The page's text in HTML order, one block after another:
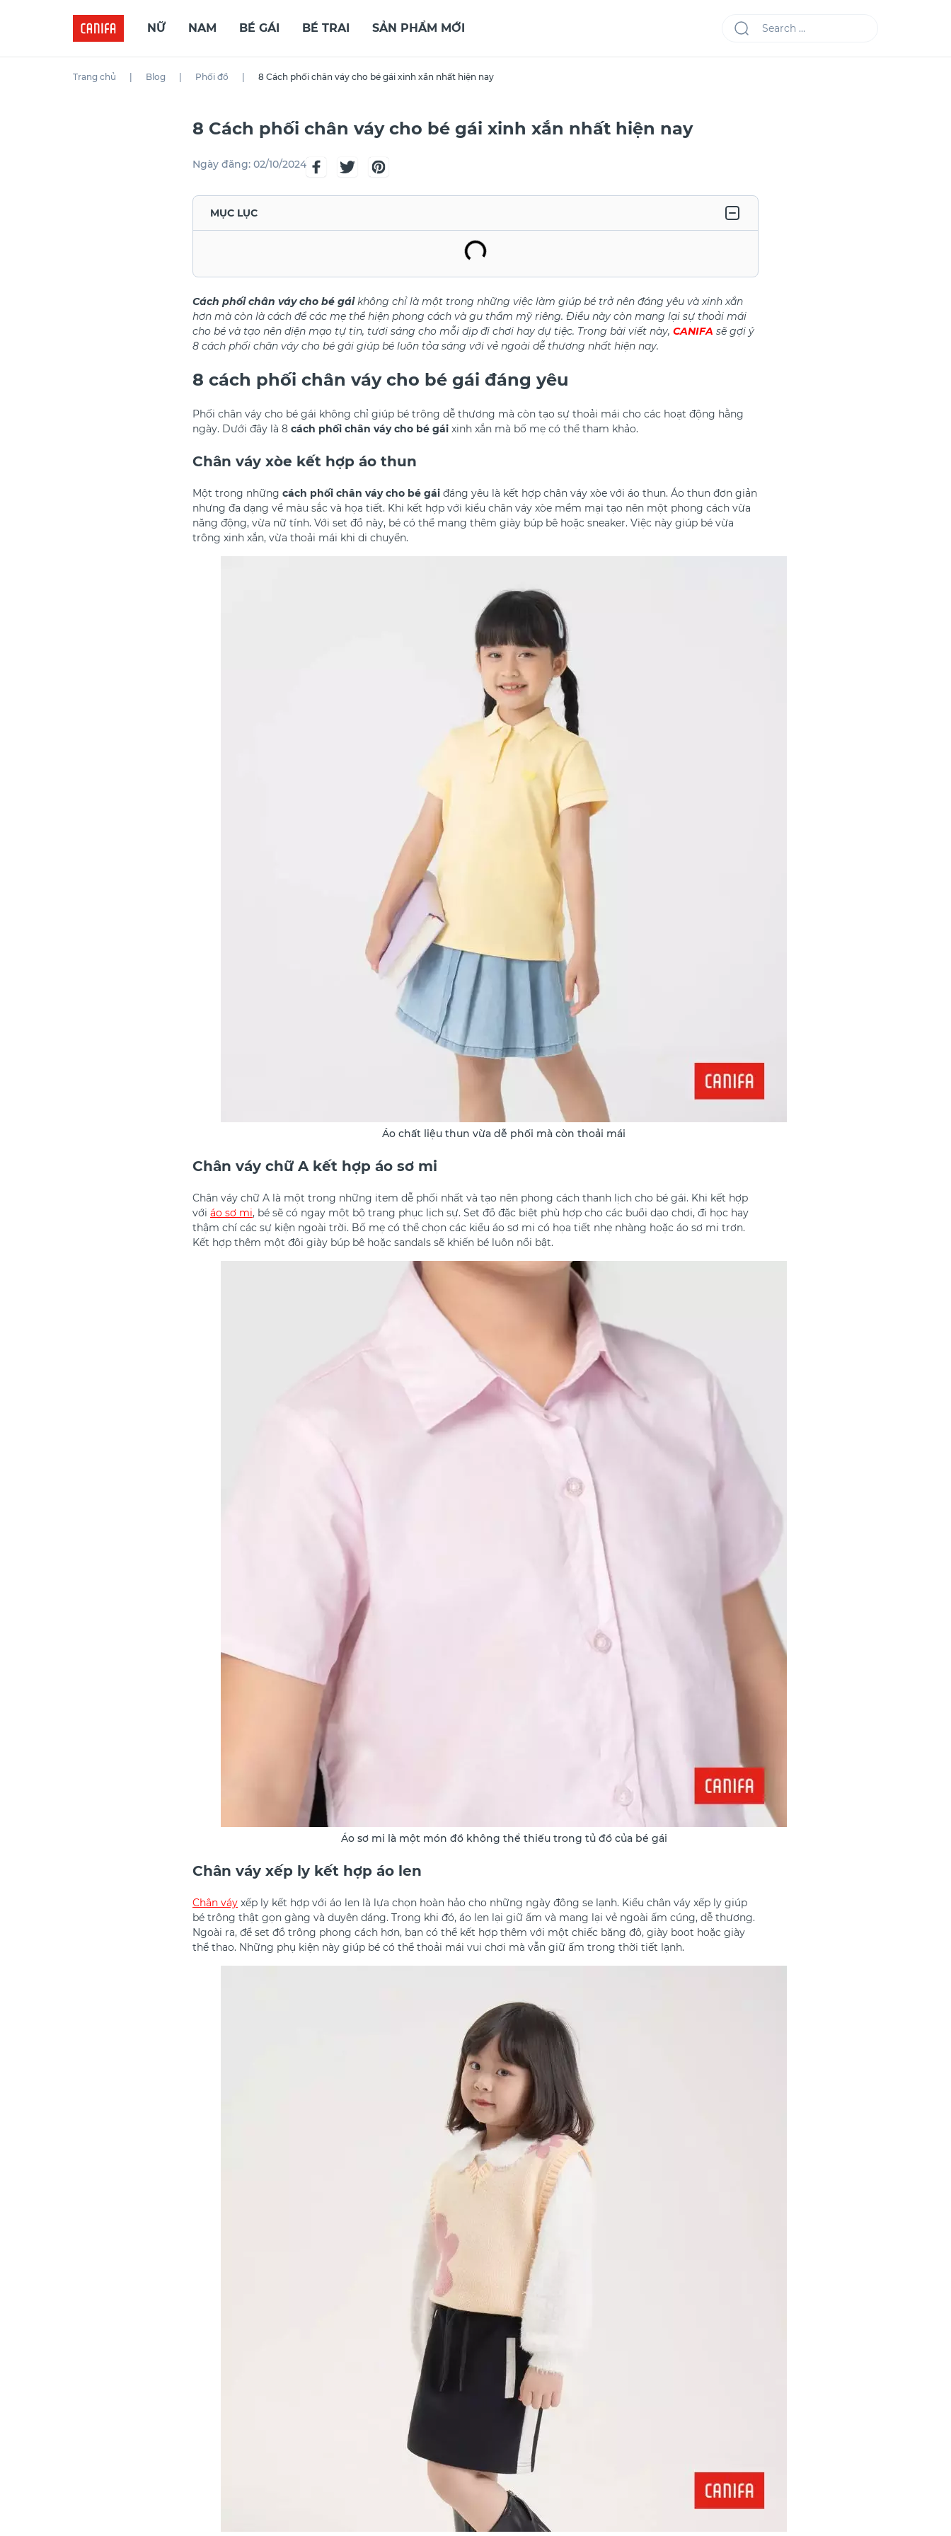
NỮ NAM BÉ GÁI BÉ TRAI SẢN PHẨM MỚI
Trang chủ Blog Phối đồ 8 Cách phối chân váy cho bé gái xinh xắn nhất hiện nay
8 Cách phối chân váy cho bé gái xinh xắn nhất hiện nay
Ngày đăng: 02/10/2024
MỤC LỤC
Cách phối chân váy cho bé gáikhông chỉ là một trong những việc làm giúp bé trở nên đáng yêu và xinh xắn
hơn mà còn là cách để các mẹ thể hiện phong cách và gu thẩm mỹ riêng. Điều này còn mang lại sự thoải mái
cho bé và tạo nên diện mạo tự tin, tươi sáng cho mỗi dịp đi chơi hay dự tiệc. Trong bài viết này, CANIFA sẽ gợi ý
8 cách phối chân váy cho bé gái giúp bé luôn tỏa sáng với vẻ ngoài dễ thương nhất hiện nay.
8 cách phối chân váy cho bé gái đáng yêu
Phối chân váy cho bé gái không chỉ giúp bé trông dễ thương mà còn tạo sự thoải mái cho các hoạt động hằng
ngày. Dưới đây là 8 cách phối chân váy cho bé gái xinh xắn mà bố mẹ có thể tham khảo.
Chân váy xòe kết hợp áo thun
Một trong những cách phối chân váy cho bé gái đáng yêu là kết hợp chân váy xòe với áo thun. Áo thun đơn giản
nhưng đa dạng về màu sắc và họa tiết. Khi kết hợp với kiểu chân váy xòe mềm mại tạo nên một phong cách vừa
năng động, vừa nữ tính. Với set đồ này, bé có thể mang thêm giày búp bê hoặc sneaker. Việc này giúp bé vừa
trông xinh xắn, vừa thoải mái khi di chuyển.
Áo chất liệu thun vừa dễ phối mà còn thoải mái
Chân váy chữ A kết hợp áo sơ mi
Chân váy chữ A là một trong những item dễ phối nhất và tạo nên phong cách thanh lịch cho bé gái. Khi kết hợp
với áo sơ mi, bé sẽ có ngay một bộ trang phục lịch sự. Set đồ đặc biệt phù hợp cho các buổi dạo chơi, đi học hay
thậm chí các sự kiện ngoài trời. Bố mẹ có thể chọn các kiểu áo sơ mi có họa tiết nhẹ nhàng hoặc áo sơ mi trơn.
Kết hợp thêm một đôi giày búp bê hoặc sandals sẽ khiến bé luôn nổi bật.
Áo sơ mi là một món đồ không thể thiếu trong tủ đồ của bé gái
Chân váy xếp ly kết hợp áo len
Chân váy xếp ly kết hợp với áo len là lựa chọn hoàn hảo cho những ngày đông se lạnh. Kiểu chân váy xếp ly giúp
bé trông thật gọn gàng và duyên dáng. Trong khi đó, áo len lại giữ ấm và mang lại vẻ ngoài ấm cúng, dễ thương.
Ngoài ra, để set đồ trông phong cách hơn, bạn có thể kết hợp thêm với một chiếc băng đô, giày boot hoặc giày
thể thao. Những phụ kiện này giúp bé có thể thoải mái vui chơi mà vẫn giữ ấm trong thời tiết lạnh.